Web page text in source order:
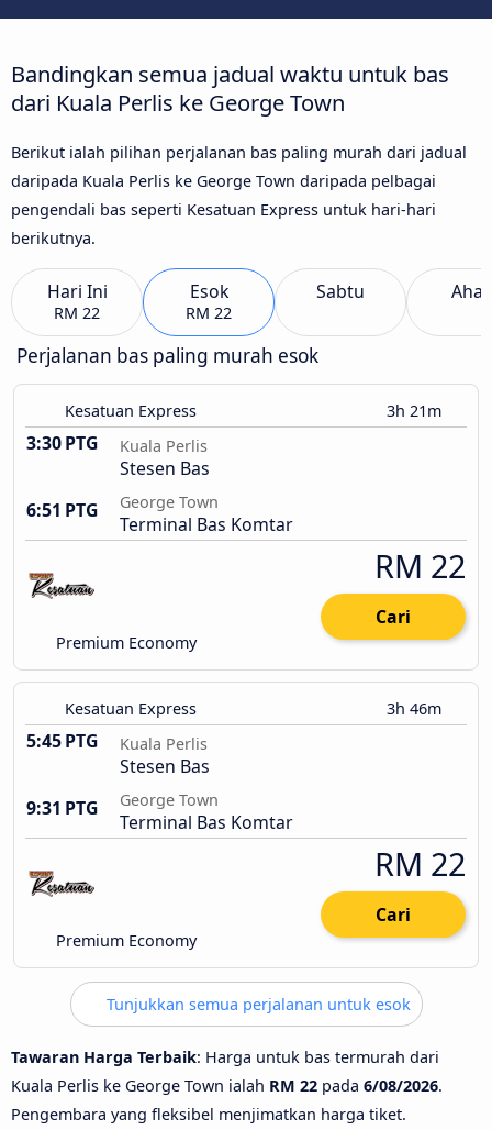
Bandingkan semua jadual waktu untuk bas
dari Kuala Perlis ke George Town
Berikut ialah pilihan perjalanan bas paling murah dari jadual
daripada Kuala Perlis ke George Town daripada pelbagai
pengendali bas seperti Kesatuan Express untuk hari-hari
berikutnya.
Hari Ini
RM 22
Esok
RM 22
Sabtu
Perjalanan bas paling murah esok
Kesatuan Express 3h 21m
3:30 PTG Kuala Perlis
Stesen Bas
6:51 PTG
George Town
Terminal Bas Komtar
Premium Economy
RM 22
Cari
Kesatuan Express 3h 46m
5:45 PTG Kuala Perlis
Stesen Bas
9:31 PTG
George Town
Terminal Bas Komtar
Premium Economy
RM 22
Cari
Tunjukkan semua perjalanan untuk esok
Tawaran Harga Terbaik: Harga untuk bas termurah dari
Kuala Perlis ke George Town ialah RM 22 pada 6/08/2026.
Pengembara yang fleksibel menjimatkan harga tiket.